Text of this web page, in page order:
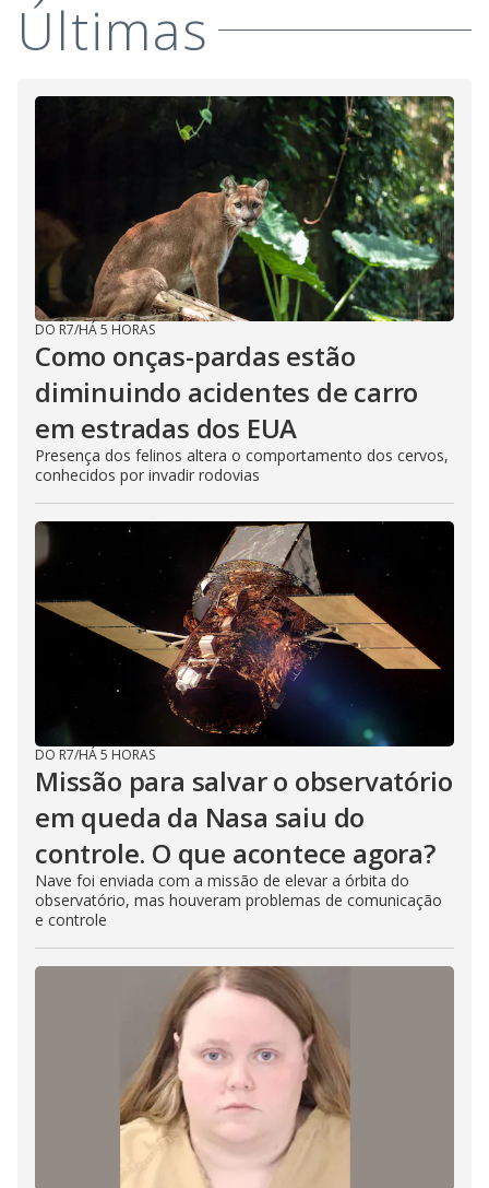
V
i
d
e
o
Últimas
DO R7/HÁ 5 HORAS
Como onças-pardas estão
diminuindo acidentes de carro
em estradas dos EUA
Presença dos felinos altera o comportamento dos cervos,
conhecidos por invadir rodovias
DO R7/HÁ 5 HORAS
Missão para salvar o observatório
em queda da Nasa saiu do
controle. O que acontece agora?
Nave foi enviada com a missão de elevar a órbita do
observatório, mas houveram problemas de comunicação
e controle